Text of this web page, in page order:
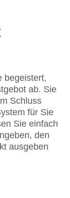
begeistert,
ab. Sie
Schluss
für Sie
Sie einfach
den
ausgeben